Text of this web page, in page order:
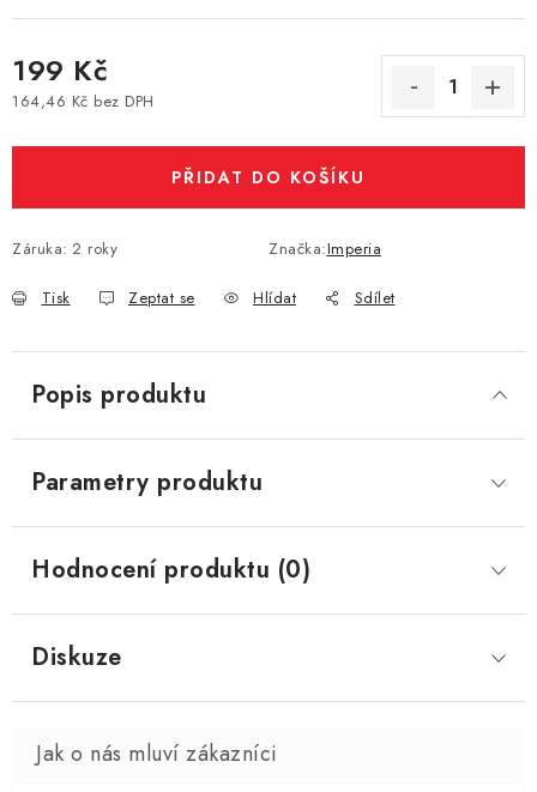
Recenze
Kontakty
199 Kč
164,46 Kč bez DPH
PŘIDAT DO KOŠÍKU
Záruka: 2 roky Značka:Imperia
Tisk Zeptat se Hlídat Sdílet
Popis produktu
Parametry produktu
Hodnocení produktu (0)
Diskuze